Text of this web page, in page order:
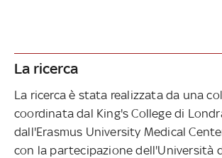
La ricerca
La ricerca è stata realizzata da una
coordinata dal King's College di
dall'Erasmus University Medical
con la partecipazione dell'Università